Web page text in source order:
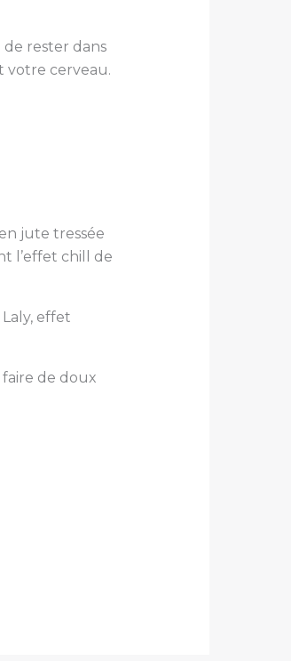
rester dans
votre cerveau.
jute tressée
l’effet chill de
effet
faire de doux